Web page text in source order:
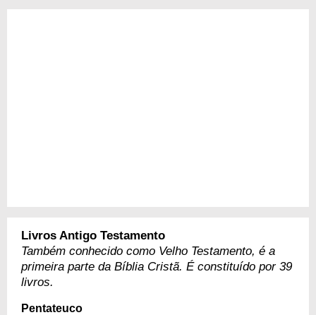
Livros Antigo Testamento
Também conhecido como Velho Testamento, é a
primeira parte da Bíblia Cristã. É constituído por 39
livros.
Pentateuco